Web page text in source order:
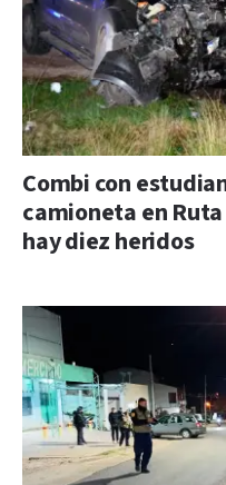
Combi con
camioneta en
hay diez heridos